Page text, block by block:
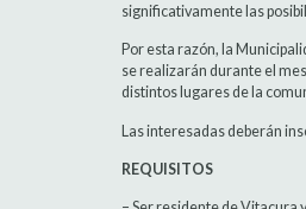
significativamente las
Por esta razón, la
se realizarán durante el
distintos lugares de la
Las interesadas deberán
REQUISITOS